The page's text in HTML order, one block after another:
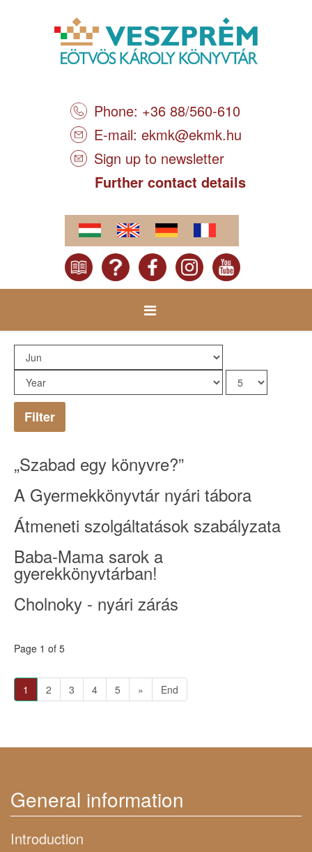
Phone: +36 88/560-610
E-mail: ekmk@ekmk.hu
Sign up to newsletter
Further contact details
Filter
„Szabad egy könyvre?”
A Gyermekkönyvtár nyári tábora
Átmeneti szolgáltatások szabályzata
Baba-Mama sarok a
gyerekkönyvtárban!
Cholnoky - nyári zárás
Page 1 of 5
1 2 3 4 5 » End
General information
Introduction